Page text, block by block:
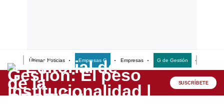
Últimas Noticias Empresas G Empresas G de Gestión
Lo último
Peru Quiosco SUSCRÍBETE